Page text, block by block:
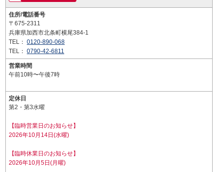
住所/電話番号
〒675-2311
兵庫県加西市北条町横尾384-1
TEL： 0120-890-068
TEL： 0790-42-6811
営業時間
午前10時〜午後7時
定休日
第2・第3水曜
【臨時営業日のお知らせ】
2026年10月14日(水曜)
【臨時休業日のお知らせ】
2026年10月5日(月曜)